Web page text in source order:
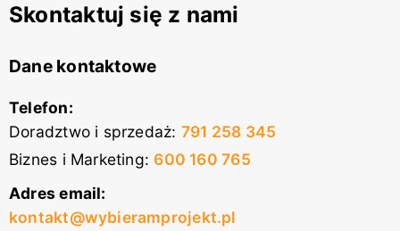
Skontaktuj się z nami
Dane kontaktowe
Telefon:
Doradztwo i sprzedaż: 791 258 345
Biznes i Marketing: 600 160 765
Adres email:
kontakt@wybieramprojekt.pl